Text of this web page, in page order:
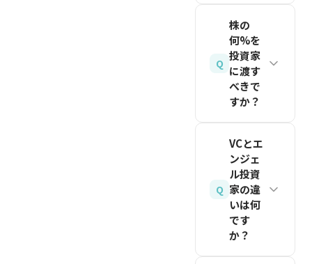
の株式に
転換する
権利とし
て発行さ
れます。
シャルが
評価され
ます。
10〜15
枚のスラ
潔にまと
めましょ
う。
関連記事
を読む
合的に考
慮して決
まりま
す。定量
的な公式
けではな
く、投資
家との交
渉の中で
合意に至
ります。
度です
（2026
年8月時
点の目
安）。た
資家との
最初の接
触からタ
ーム交
渉、
DD（デ
可能で
す。オン
ライン面
談が一般
化してお
的な制約
は大幅に
小さくな
っていま
す。ただ
し、関西
Q
株の
何%を
投資家
に渡す
べきで
すか？
ウンドで
は10〜
20%が目
安とされ
ています
（2026
Q
VCとエ
ンジェ
ル投資
家の違
いは何
です
か？